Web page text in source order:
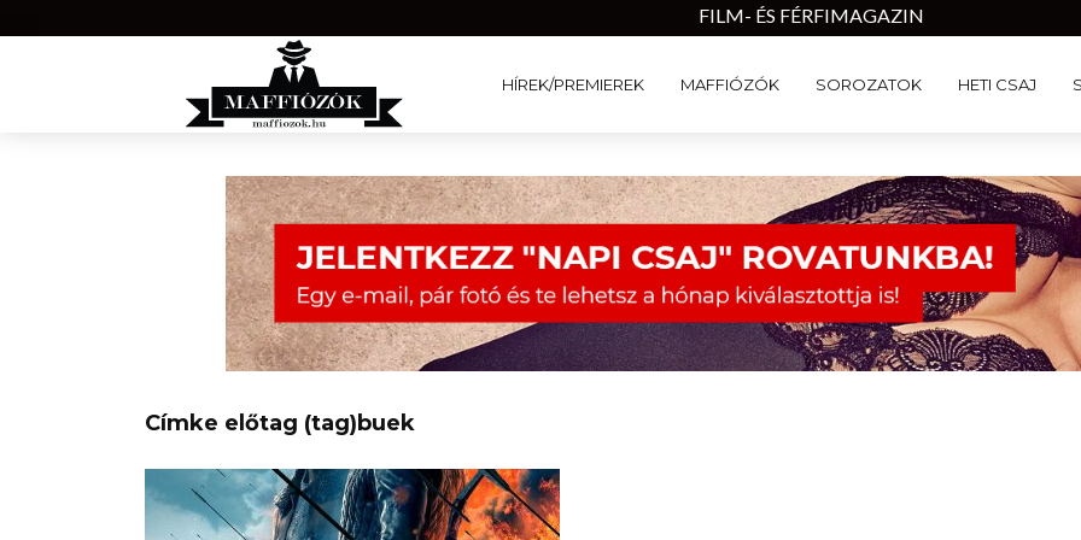
FILM- ÉS FÉRFIMAGAZIN
HÍREK/PREMIEREK MAFFIÓZÓK SOROZATOK HETI CSAJ
Címke előtag (tag)buek